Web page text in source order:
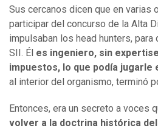
Sus cercanos dicen que en varias
participar del concurso de la Alta
impulsaban los head hunters, para
SII. Él es ingeniero, sin
impuestos, lo que podía jugarle
al interior del organismo, terminó
Entonces, era un secreto a voces
volver a la doctrina histórica